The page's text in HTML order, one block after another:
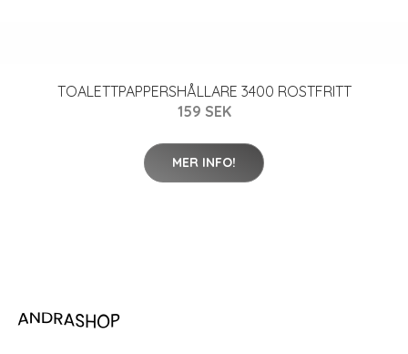
TOALETTPAPPERSHÅLLARE 3400 ROSTFRITT
159 SEK
MER INFO!